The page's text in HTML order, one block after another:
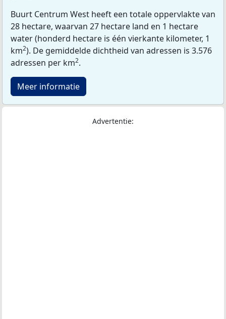
Buurt Centrum West heeft een totale oppervlakte van
28 hectare, waarvan 27 hectare land en 1 hectare
water (honderd hectare is één vierkante kilometer, 1
km2). De gemiddelde dichtheid van adressen is 3.576
adressen per km2.
Meer informatie
Advertentie: